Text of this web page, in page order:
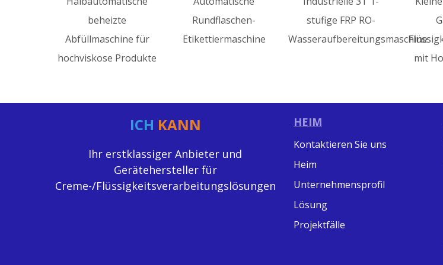
für
Produkte
Rundflaschen-
Etikettiermaschine
stufige FRP RO-
Wasseraufbereitungsmaschine
Gallonen-
Flüssigkeitsmischtank
mit Homogenisator
ICH KANN
Ihr erstklassiger Anbieter und
Gerätehersteller für
Creme-/Flüssigkeitsverarbeitungslösungen
HEIM
Kontaktieren Sie uns
Heim
Unternehmensprofil
Lösung
Projektfälle